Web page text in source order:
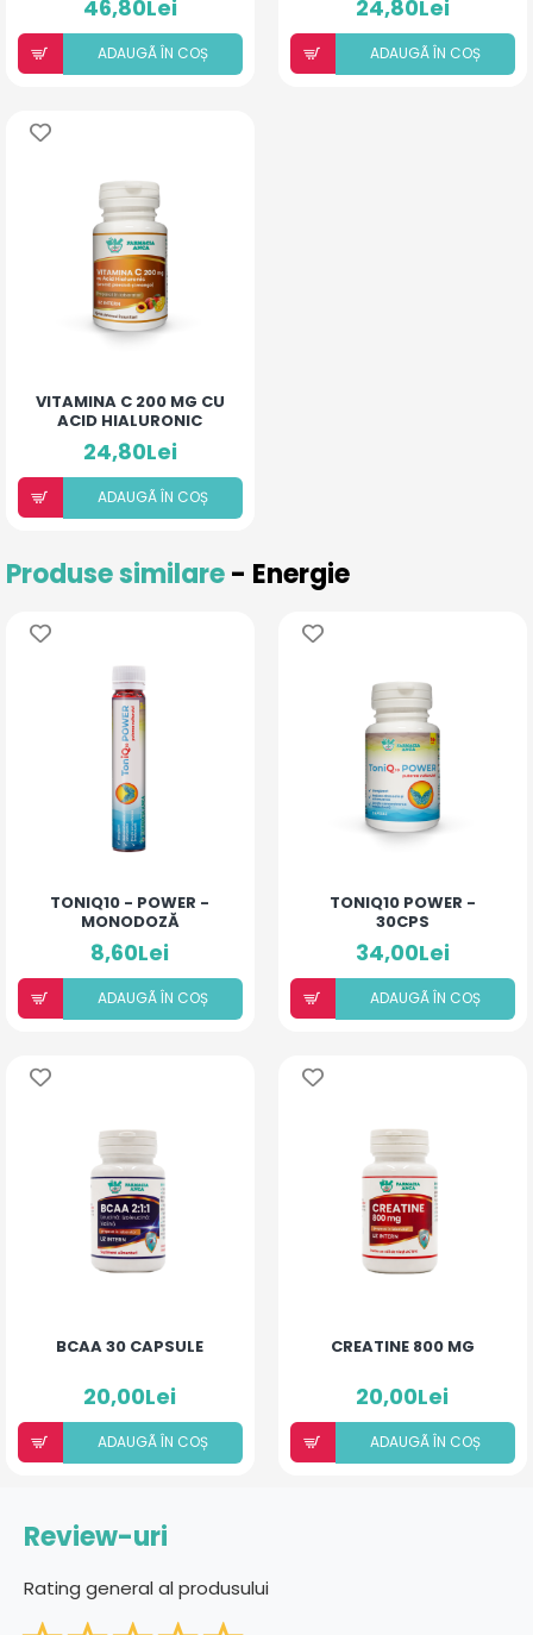
46,80Lei
ADAUGÃ ÎN COȘ
MENTĂ)
24,80Lei
ADAUGÃ ÎN COȘ
VITAMINA C 200 MG CU
ACID HIALURONIC
(AROMĂ PIERSICĂ ȘI
MANGO) X 30CP
24,80Lei
ADAUGÃ ÎN COȘ
Produse similare- Energie
TONIQ10 - POWER -
MONODOZĂ
8,60Lei
ADAUGÃ ÎN COȘ
TONIQ10 POWER -
30CPS
34,00Lei
ADAUGÃ ÎN COȘ
BCAA 30 CAPSULE
20,00Lei
ADAUGÃ ÎN COȘ
CREATINE 800 MG
20,00Lei
ADAUGÃ ÎN COȘ
Review-uri
Rating general al produsului